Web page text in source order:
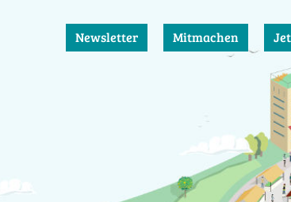
Newsletter Mitmachen